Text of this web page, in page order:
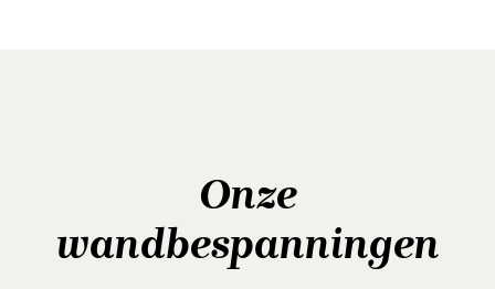
Onze
wandbespanningen